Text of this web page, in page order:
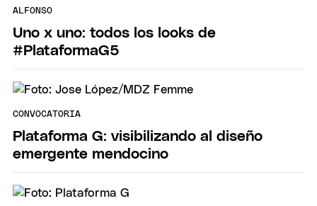
ALFONSO
Uno x uno: todos los looks de
#PlataformaG5
CONVOCATORIA
Plataforma G: visibilizando al diseño
emergente mendocino